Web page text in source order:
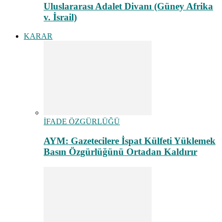
Uluslararası Adalet Divanı (Güney Afrika
v. İsrail)
KARAR
İFADE ÖZGÜRLÜĞÜ
AYM: Gazetecilere İspat Külfeti Yüklemek
Basın Özgürlüğünü Ortadan Kaldırır